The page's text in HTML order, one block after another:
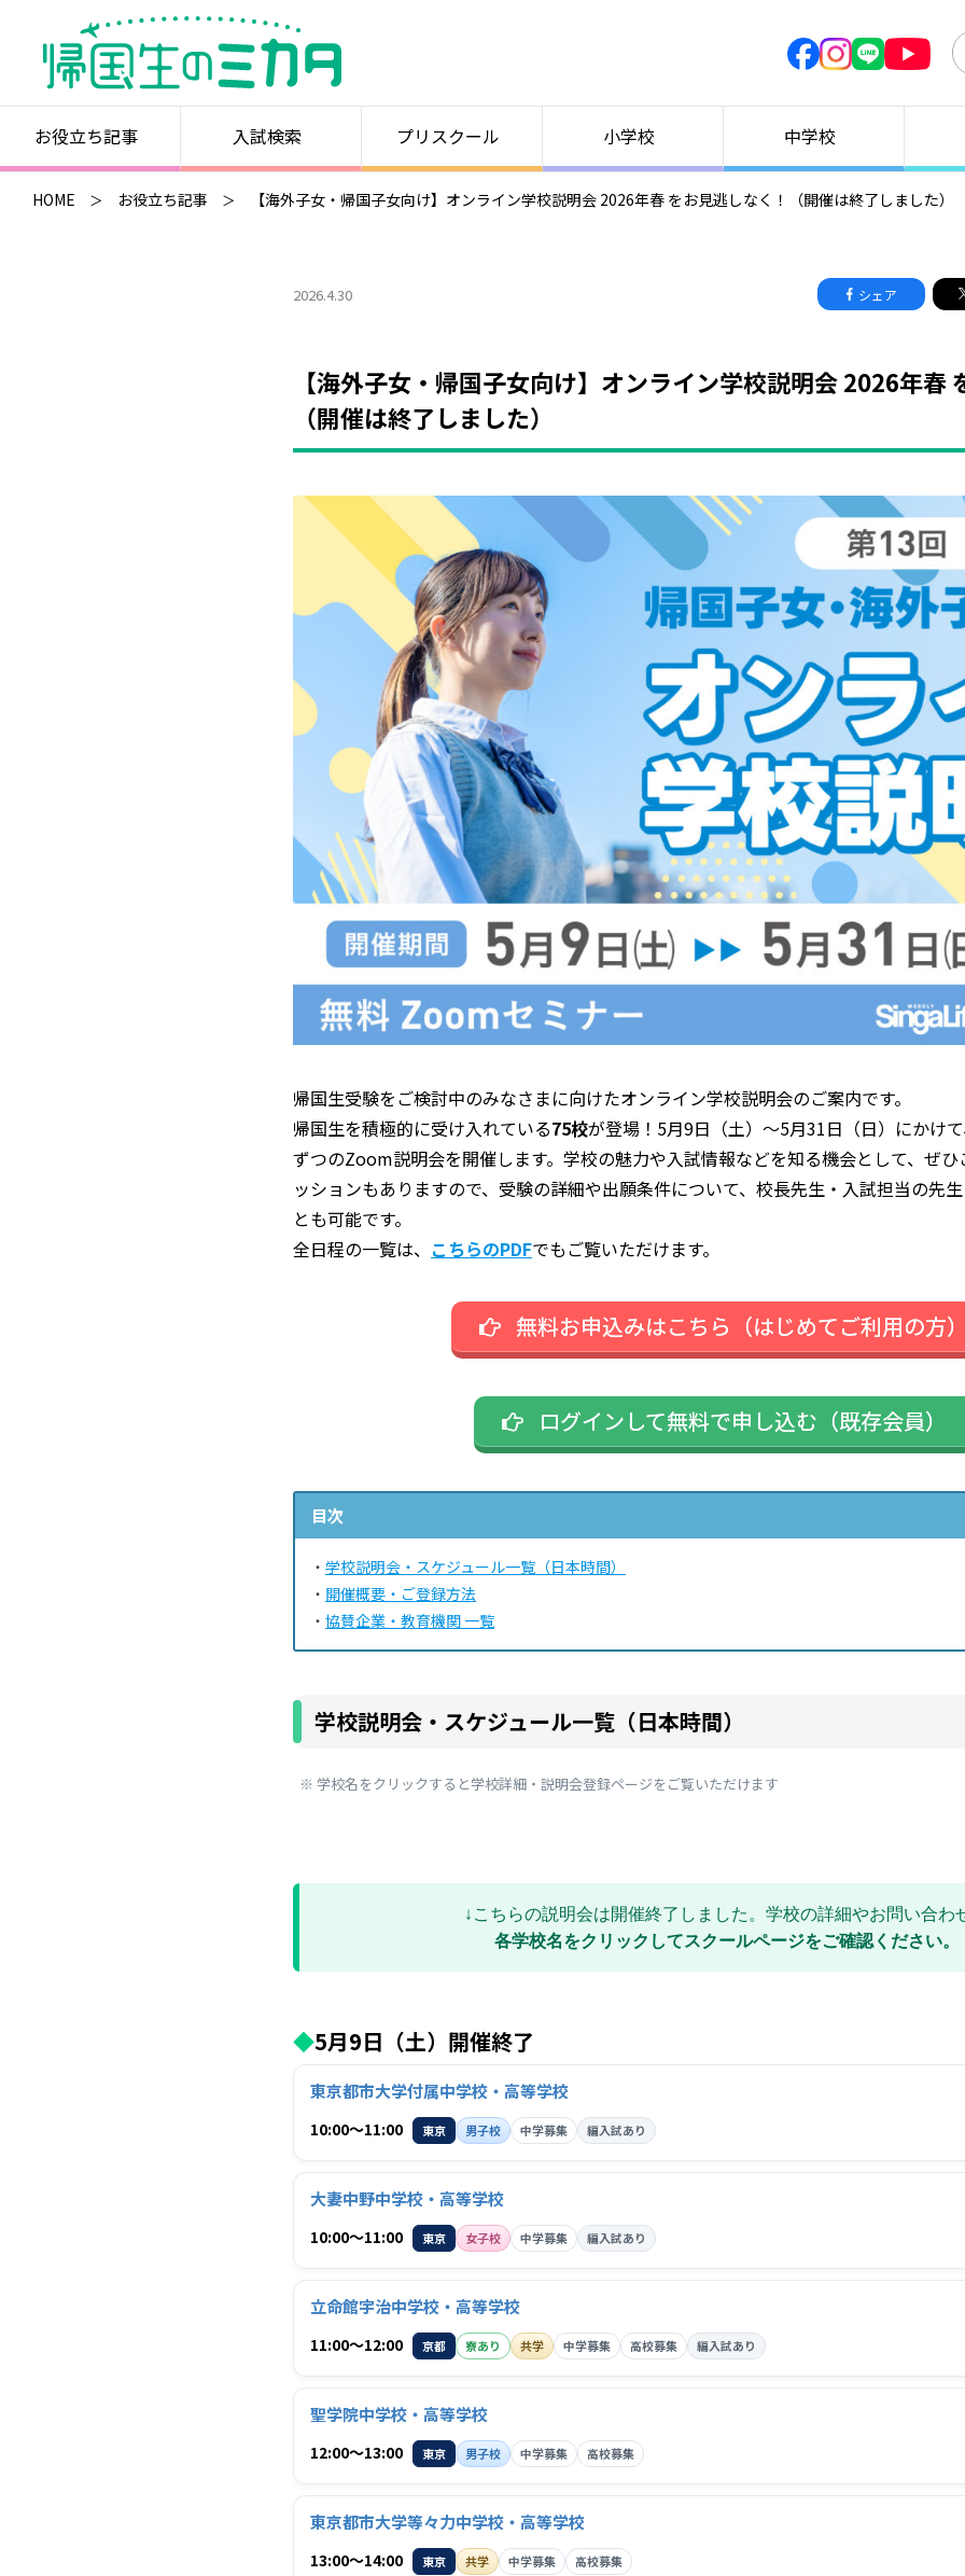
お役立ち記事 入試検索 プリスクール 小学校 中学校
HOME お役立ち記事 【海外子女・帰国子女向け】オンライン学校説明会 2026年春 をお見逃しなく！（開催は終了しました）
2026.4.30 シェア
【海外子女・帰国子女向け】オンライン学校説明会 2026年春
（開催は終了しました）
帰国生受験をご検討中のみなさまに向けたオンライン学校説明会のご案内です。
帰国生を積極的に受け入れている75校が登場！5月9日（土）〜5月31日（日）にかけ
ずつのZoom説明会を開催します。学校の魅力や入試情報などを知る機会として、ぜ
ッションもありますので、受験の詳細や出願条件について、校長先生・入試担当の先
とも可能です。
全日程の一覧は、 こちらのPDFでもご覧いただけます。
無料お申込みはこちら（はじめてご利用の方
ログインして無料で申し込む（既存会員）
目次
・ 学校説明会・スケジュール一覧（日本時間）
・ 開催概要・ご登録方法
・ 協賛企業・教育機関 一覧
学校説明会・スケジュール一覧（日本時間）
※ 学校名をクリックすると学校詳細・説明会登録ページをご覧いただけます
↓こちらの説明会は開催終了しました。学校の詳細やお問い合わ
各学校名をクリックしてスクールページをご確認ください。
◆5月9日（土）開催終了
東京都市大学付属中学校・高等学校
10:00〜11:00 東京 男子校 中学募集 編入試あり
大妻中野中学校・高等学校
10:00〜11:00 東京 女子校 中学募集 編入試あり
立命館宇治中学校・高等学校
11:00〜12:00 京都 寮あり 共学 中学募集 高校募集 編入試あり
聖学院中学校・高等学校
12:00〜13:00 東京 男子校 中学募集 高校募集
東京都市大学等々力中学校・高等学校
13:00〜14:00 東京 共学 中学募集 高校募集